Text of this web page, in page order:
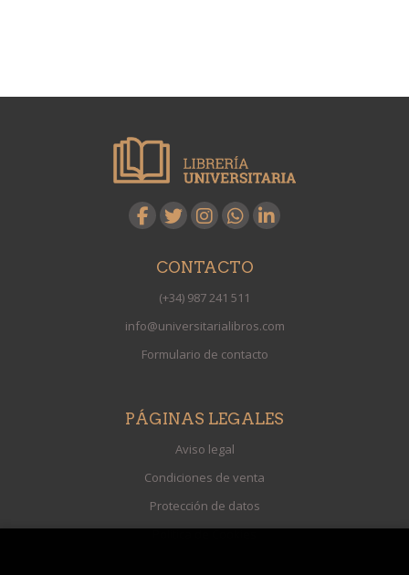
CONTACTO
(+34) 987 241 511
info@universitarialibros.com
Formulario de contacto
PÁGINAS LEGALES
Aviso legal
Condiciones de venta
Protección de datos
Política de Cookies